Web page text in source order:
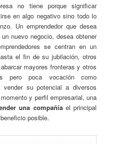
no tiene porque significar
en algo negativo sino todo lo
Un emprendedor que desea
nuevo negocio, desea obtener
se centran en un
el fin de su jubilación, otros
mayores fronteras y otros
pero poca vocación como
su potencial a diversos
y perfil empresarial, una
una compañíael principal
posible.